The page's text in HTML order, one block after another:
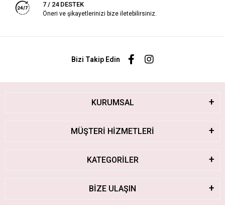
7 / 24 DESTEK
Öneri ve şikayetlerinizi bize iletebilirsiniz.
Bizi Takip Edin
KURUMSAL
MÜŞTERİ HİZMETLERİ
KATEGORİLER
BİZE ULAŞIN